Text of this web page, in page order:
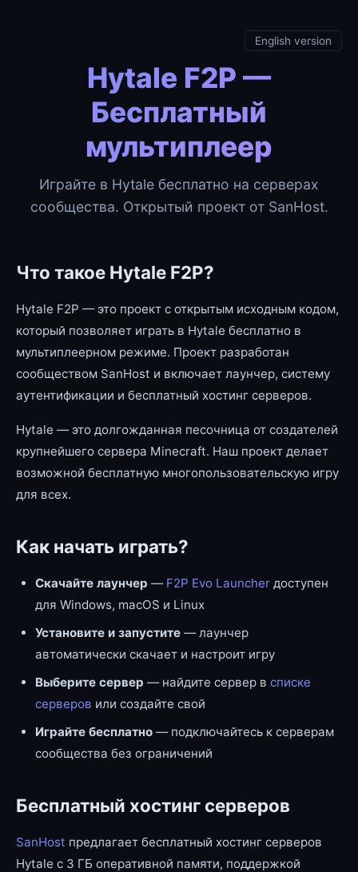
English version
Hytale F2P —
Бесплатный
мультиплеер
Играйте в Hytale бесплатно на серверах
сообщества. Открытый проект от SanHost.
Что такое Hytale F2P?
Hytale F2P — это проект с открытым исходным кодом,
который позволяет играть в Hytale бесплатно в
мультиплеерном режиме. Проект разработан
сообществом SanHost и включает лаунчер, систему
аутентификации и бесплатный хостинг серверов.
Hytale — это долгожданная песочница от создателей
крупнейшего сервера Minecraft. Наш проект делает
возможной бесплатную многопользовательскую игру
для всех.
Как начать играть?
Скачайте лаунчер — F2P Evo Launcher доступен
для Windows, macOS и Linux
Установите и запустите — лаунчер
автоматически скачает и настроит игру
Выберите сервер — найдите сервер в списке
серверов или создайте свой
Играйте бесплатно — подключайтесь к серверам
сообщества без ограничений
Бесплатный хостинг серверов
SanHost предлагает бесплатный хостинг серверов
Hytale с 3 ГБ оперативной памяти, поддержкой